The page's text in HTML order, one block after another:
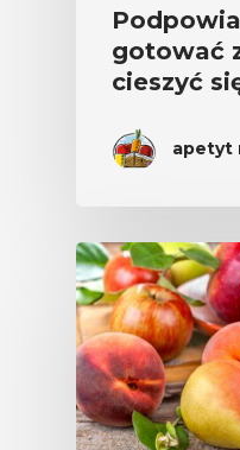
gotować
cieszyć
apetyt